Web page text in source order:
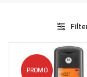
PROMO